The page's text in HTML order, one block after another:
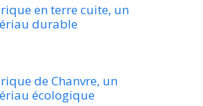
en terre cuite, un
durable
de Chanvre, un
écologique